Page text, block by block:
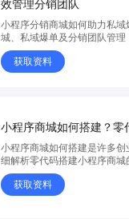
效管理分销团队
小程序分销商城如何助力私
城、私域爆单及分销团队管理
算、企微绑定等场景，帮助品
队，实现分销业绩持续增长。
能，点击获取私域运营新思路。
获取资料
小程序商城如何搭建？零
小程序商城如何搭建是许多
细解析零代码搭建小程序商城
商城、商城搭建与零代码开店
品上架、全渠道销售及高效会
货新模式。点击获取详细操作
获取资料